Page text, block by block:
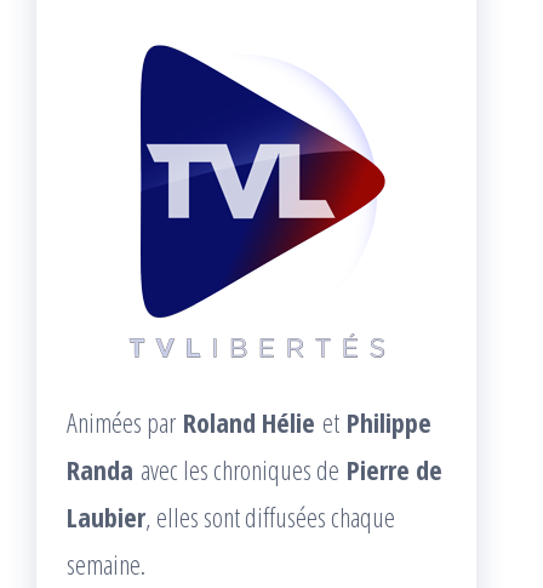
Animées par Roland Hélie et Philippe
Randa avec les chroniques de Pierre de
Laubier, elles sont diffusées chaque
semaine.